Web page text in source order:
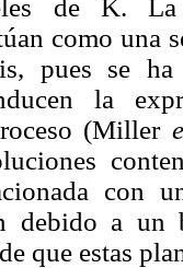
de K.
como una
pues se
la
(Miller
con
debido a un
que estas